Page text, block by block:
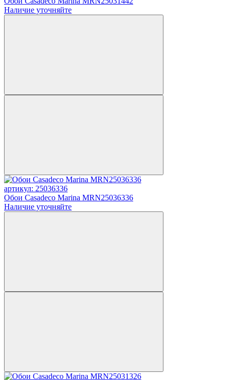
Наличие уточняйте
артикул: 25036336
Обои Casadeco Marina MRN25036336
Наличие уточняйте